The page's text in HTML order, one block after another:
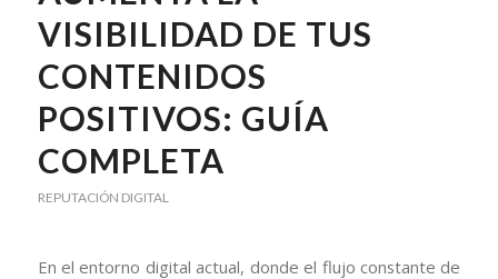
VISIBILIDAD DE TUS
CONTENIDOS
POSITIVOS: GUÍA
COMPLETA
REPUTACIÓN DIGITAL
En el entorno digital actual, donde el flujo constante de